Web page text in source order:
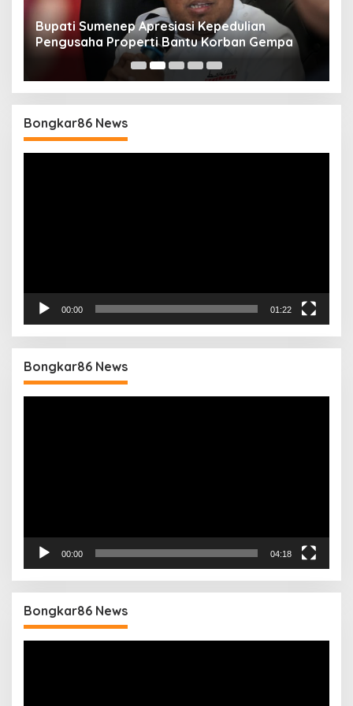
Bupati Sumenep Apresiasi Kepedulian
Pengusaha Properti Bantu Korban Gempa
Bongkar86 News
00:00 01:22
Bongkar86 News
00:00 04:18
Bongkar86 News